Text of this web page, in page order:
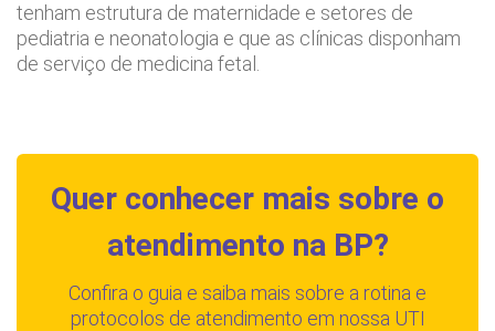
tenham estrutura de maternidade e setores de
pediatria e neonatologia e que as clínicas disponham
de serviço de medicina fetal.
Quer conhecer mais sobre o
atendimento na BP?
Confira o guia e saiba mais sobre a rotina e
protocolos de atendimento em nossa UTI